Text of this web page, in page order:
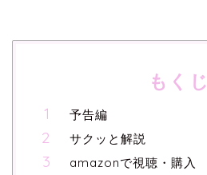
もくじ
予告編
サクッと解説
amazonで視聴・購入